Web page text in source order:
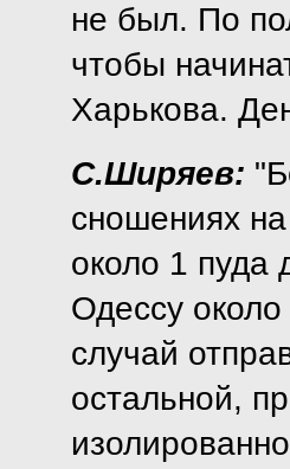
не был. По
чтобы
Харькова.
С.Ширяев:
сношениях
около 1 пуда
Одессу
случай
остальной,